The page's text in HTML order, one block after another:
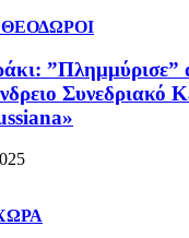
ΘΕΟΔΩΡΟΙ
”Πλημμύρισε”
Συνεδριακό